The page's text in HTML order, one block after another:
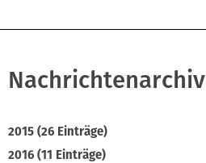
Nachrichtenarchiv
2015 (26 Einträge)
2016 (11 Einträge)